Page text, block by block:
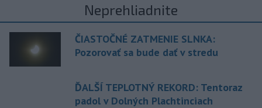
Neprehliadnite
ČIASTOČNÉ ZATMENIE SLNKA:
Pozorovať sa bude dať v stredu
ĎALŠÍ TEPLOTNÝ REKORD: Tentoraz
padol v Dolných Plachtinciach